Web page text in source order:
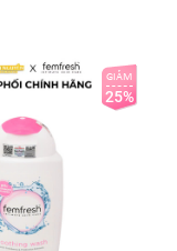
GIẢM
25%